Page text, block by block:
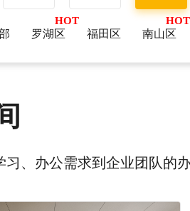
罗湖区 福田区 南山区
习、办公需求到企业团队的